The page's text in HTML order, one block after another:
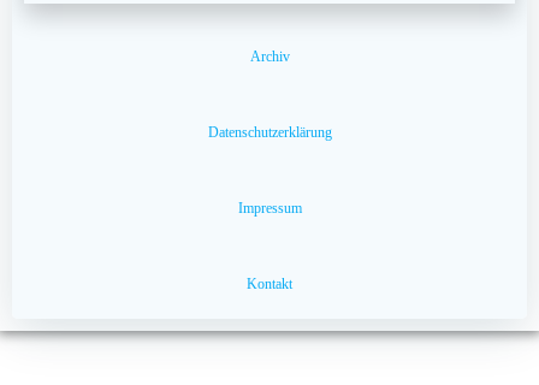
Archiv
Datenschutzerklärung
Impressum
Kontakt